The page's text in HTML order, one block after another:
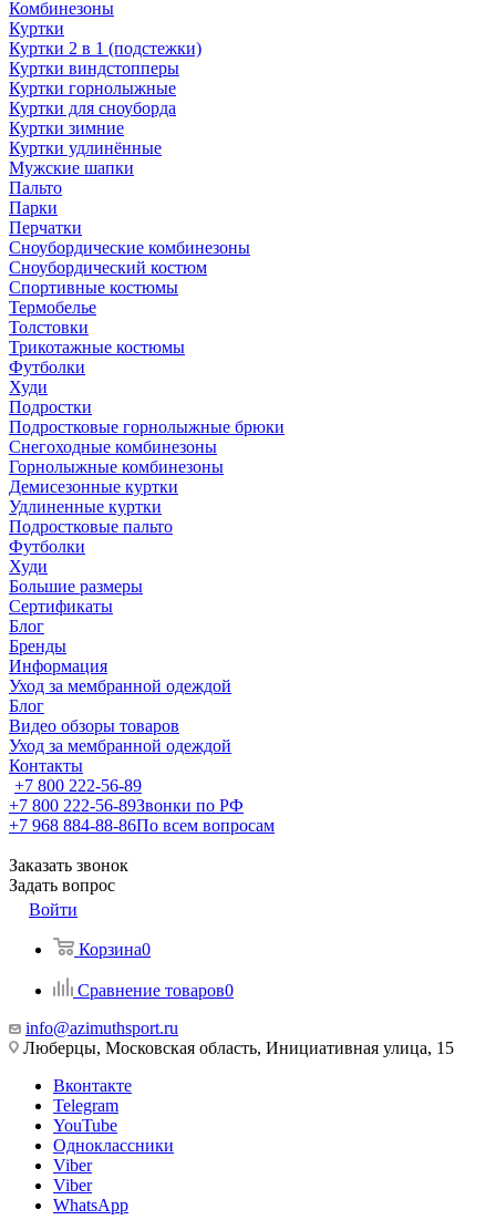
Комбинезоны
Куртки
Куртки 2 в 1 (подстежки)
Куртки виндстопперы
Куртки горнолыжные
Куртки для сноуборда
Куртки зимние
Куртки удлинённые
Мужские шапки
Пальто
Парки
Перчатки
Сноубордические комбинезоны
Сноубордический костюм
Спортивные костюмы
Термобелье
Толстовки
Трикотажные костюмы
Футболки
Худи
Подростки
Подростковые горнолыжные брюки
Снегоходные комбинезоны
Горнолыжные комбинезоны
Демисезонные куртки
Удлиненные куртки
Подростковые пальто
Футболки
Худи
Большие размеры
Сертификаты
Блог
Бренды
Информация
Уход за мембранной одеждой
Блог
Видео обзоры товаров
Уход за мембранной одеждой
Контакты
+7 800 222-56-89
+7 800 222-56-89Звонки по РФ
+7 968 884-88-86По всем вопросам
Заказать звонок
Задать вопрос
Войти
Корзина0
Сравнение товаров0
info@azimuthsport.ru
Люберцы, Московская область, Инициативная улица, 15
Вконтакте
Telegram
YouTube
Одноклассники
Viber
Viber
WhatsApp